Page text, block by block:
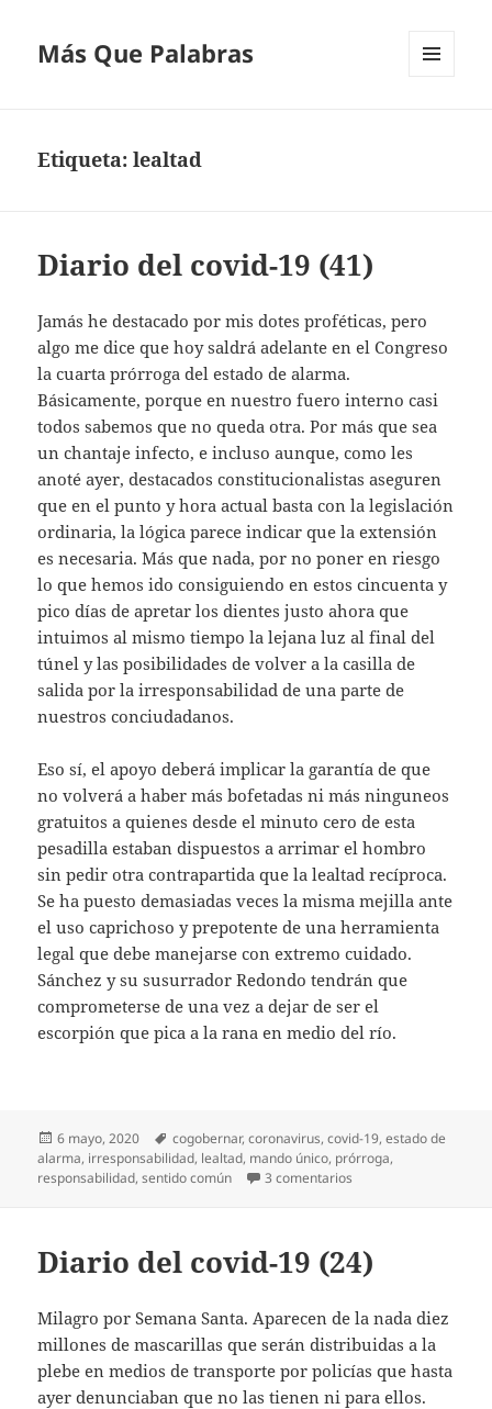
Más Que Palabras
Etiqueta:lealtad
Diario del covid-19 (41)
Jamás he destacado por mis dotes proféticas, pero
algo me dice que hoy saldrá adelante en el Congreso
la cuarta prórroga del estado de alarma.
Básicamente, porque en nuestro fuero interno casi
todos sabemos que no queda otra. Por más que sea
un chantaje infecto, e incluso aunque, como les
anoté ayer, destacados constitucionalistas aseguren
que en el punto y hora actual basta con la legislación
ordinaria, la lógica parece indicar que la extensión
es necesaria. Más que nada, por no poner en riesgo
lo que hemos ido consiguiendo en estos cincuenta y
pico días de apretar los dientes justo ahora que
intuimos al mismo tiempo la lejana luz al final del
túnel y las posibilidades de volver a la casilla de
salida por la irresponsabilidad de una parte de
nuestros conciudadanos.
Eso sí, el apoyo deberá implicar la garantía de que
no volverá a haber más bofetadas ni más ninguneos
gratuitos a quienes desde el minuto cero de esta
pesadilla estaban dispuestos a arrimar el hombro
sin pedir otra contrapartida que la lealtad recíproca.
Se ha puesto demasiadas veces la misma mejilla ante
el uso caprichoso y prepotente de una herramienta
legal que debe manejarse con extremo cuidado.
Sánchez y su susurrador Redondo tendrán que
comprometerse de una vez a dejar de ser el
escorpión que pica a la rana en medio del río.
Publicado
el
6 mayo, 2020 Etiquetas
cogobernar,coronavirus,covid-19,estado de
alarma, irresponsabilidad, lealtad, mando único, prórroga,
responsabilidad,sentido común 3 comentarios
Diario del covid-19 (24)
Milagro por Semana Santa. Aparecen de la nada diez
millones de mascarillas que serán distribuidas a la
plebe en medios de transporte por policías que hasta
ayer denunciaban que no las tienen ni para ellos.